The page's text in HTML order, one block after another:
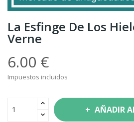
La Esfinge De Los
Verne
6.00 €
Impuestos incluidos
AÑADIR